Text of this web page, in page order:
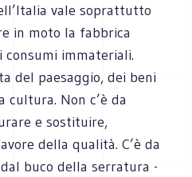
vale soprattutto
in moto la fabbrica
consumi immateriali.
del paesaggio, dei beni
Non c’è da
e sostituire,
della qualità. C’è da
buco della serratura -